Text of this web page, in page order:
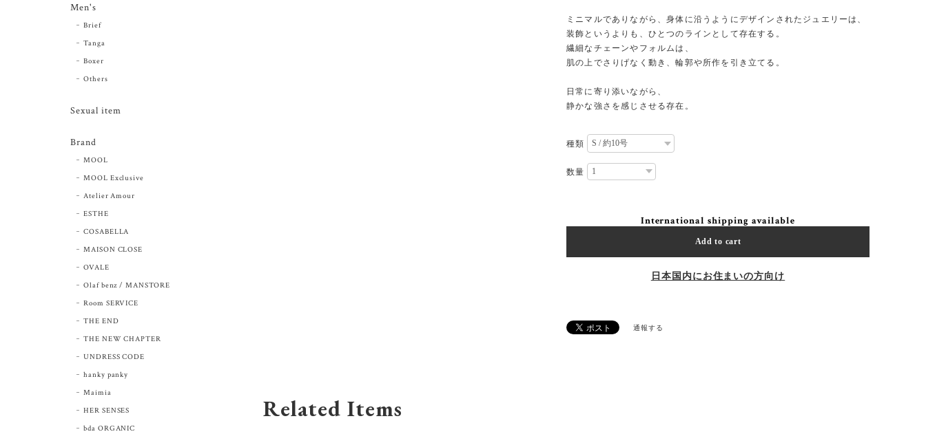
ミニマルでありながら、身体に沿うようにデザインされたジュエリーは、
装飾というよりも、ひとつのラインとして存在する。
繊細なチェーンやフォルムは、
肌の上でさりげなく動き、輪郭や所作を引き立てる。
日常に寄り添いながら、
静かな強さを感じさせる存在。
種類
数量
International shipping available
Add to cart
日本国内にお住まいの方向け
通報する
Related Items
Men's
Brief
Tanga
Boxer
Others
Sexual item
Brand
MOOL
MOOL Exclusive
Atelier Amour
ESTHE
COSABELLA
MAISON CLOSE
OVALE
Olaf benz / MANSTORE
Room SERVICE
THE END
THE NEW CHAPTER
UNDRESS CODE
hanky panky
Maimia
HER SENSES
bda ORGANIC